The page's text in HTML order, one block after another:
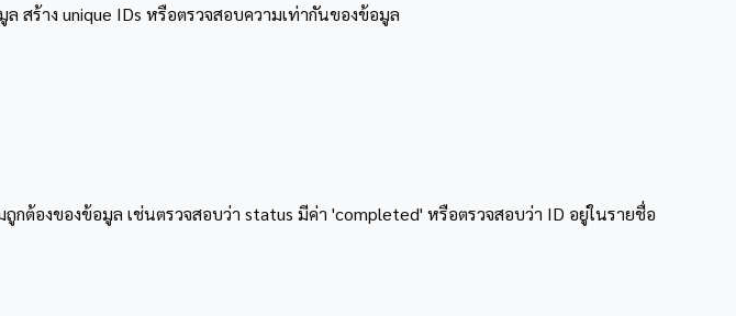
สร้าง unique IDs หรือตรวจสอบความเท่ากันของข้อมูล
กต้องของข้อมูล เช่นตรวจสอบว่า status มีค่า 'completed' หรือตรวจสอบว่า ID อยู่ในรายชื่อ